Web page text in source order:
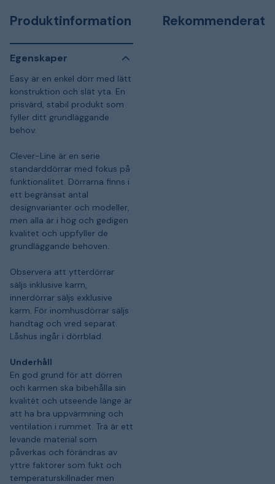
Produktinformation
Egenskaper
Easy är en enkel dörr med lätt
konstruktion och slät yta. En
prisvärd, stabil produkt som
fyller ditt grundläggande
behov.
Clever-Line är en serie
standarddörrar med fokus på
funktionalitet. Dörrarna finns i
ett begränsat antal
designvarianter och modeller,
men alla är i hög och gedigen
kvalitet och uppfyller de
grundläggande behoven.
Observera att ytterdörrar
säljs inklusive karm,
innerdörrar säljs exklusive
karm. För inomhusdörrar säljs
handtag och vred separat.
Låshus ingår i dörrblad.
Underhåll
En god grund för att dörren
och karmen ska bibehålla sin
kvalitét och utseende länge är
att ha bra uppvärmning och
ventilation i rummet. Trä är ett
levande material som
påverkas och förändras av
yttre faktorer som fukt och
temperaturskillnader men
Rekommenderat